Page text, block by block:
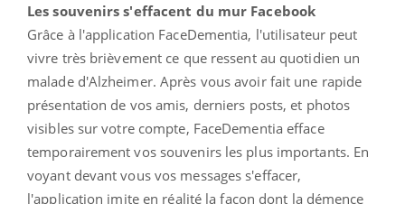
Les souvenirs s'effacent du mur Facebook
Grâce à l'application FaceDementia, l'utilisateur peut
vivre très brièvement ce que ressent au quotidien un
malade d'Alzheimer. Après vous avoir fait une rapide
présentation de vos amis, derniers posts, et photos
visibles sur votre compte, FaceDementia efface
temporairement vos souvenirs les plus importants. En
voyant devant vous vos messages s'effacer,
l'application imite en réalité la façon dont la démence